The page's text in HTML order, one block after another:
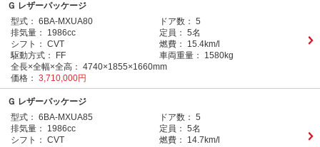
Ｇ レザーパッケージ
型式： 6BA-MXUA80 ドア数： 5
排気量：
1986cc 定員： 5名
シフト： CVT 燃費：
15.4km/l
駆動方式：
FF 車両重量：
1580kg
全長×全幅×全高： 4740×1855×1660mm
価格： 3,710,000円
Ｇ レザーパッケージ
型式： 6BA-MXUA85 ドア数： 5
排気量：
1986cc 定員： 5名
シフト： CVT 燃費：
14.7km/l